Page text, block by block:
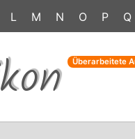
L M N O P Q
Überarbeitete